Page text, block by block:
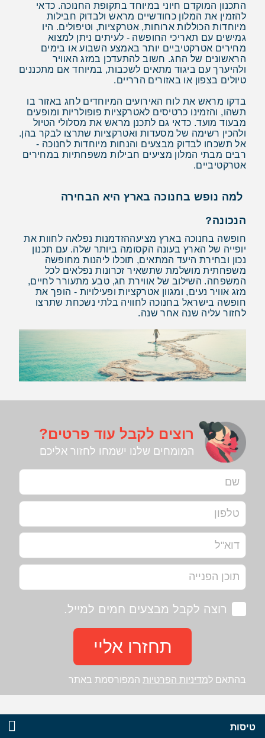
התכנון המוקדם חיוני במיוחד בתקופת החנוכה. כדאי
להזמין את המלון כחודשיים מראש ולבדוק חבילות
מיוחדות הכוללות ארוחות, אטרקציות, וטיפולים. היו
גמישים עם תאריכי החופשה - לעיתים ניתן למצוא
מחירים אטרקטיביים יותר באמצע השבוע או בימים
הראשונים של החג. חשוב להתעדכן במזג האוויר
ולהיערך עם ביגוד מתאים לשכבות, במיוחד אם מתכננים
טיולים בצפון או באזורים הרריים.
בדקו מראש את לוח האירועים המיוחדים לחג באזור בו
תשהו, והזמינו כרטיסים לאטרקציות פופולריות ומופעים
מבעוד מועד. כדאי גם לתכנן מראש את מסלולי הטיול
ולהכין רשימה של מסעדות ואטרקציות שתרצו לבקר בהן.
אל תשכחו לבדוק מבצעים והנחות מיוחדות לחנוכה -
רבים מבתי המלון מציעים חבילות משפחתיות במחירים
אטרקטיביים.
למה נופש בחנוכה בארץ היא הבחירה
הנכונה?
חופשה בחנוכה בארץ מציעההזדמנות נפלאה לחוות את
יופייה של הארץ בעונה הקסומה ביותר שלה. עם תכנון
נכון ובחירת היעד המתאים, תוכלו ליהנות מחופשה
משפחתית מושלמת שתשאיר זכרונות נפלאים לכל
המשפחה. השילוב של אווירת חג, טבע מתעורר לחיים,
מזג אוויר נעים, ומגוון אטרקציות ופעילויות - הופך את
חופשה בישראל בחנוכה לחוויה בלתי נשכחת שתרצו
לחזור עליה שנה אחר שנה.
רוצים לקבל עוד פרטים?
המומחים שלנו ישמחו לחזור אליכם
רוצה לקבל מבצעים חמים למייל.
תחזרו אליי
בהתאם למדיניות הפרטיות המפורסמת באתר
טיסות